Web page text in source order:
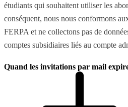
étudiants qui souhaitent utiliser les
conséquent, nous nous conformons
FERPA et ne collectons pas de
comptes subsidiaires liés au compte
Quand les invitations par mail